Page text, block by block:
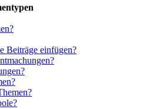
Beiträge einfügen?